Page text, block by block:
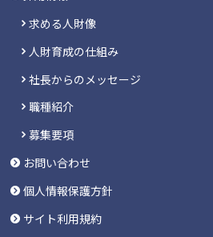
求める人財像
人財育成の仕組み
社長からのメッセージ
職種紹介
募集要項
お問い合わせ
個人情報保護方針
サイト利用規約